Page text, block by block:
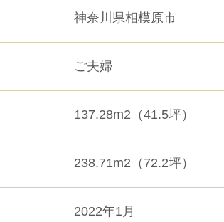
神奈川県相模原市
ご夫婦
137.28m2（41.5坪）
238.71m2（72.2坪）
2022年1月